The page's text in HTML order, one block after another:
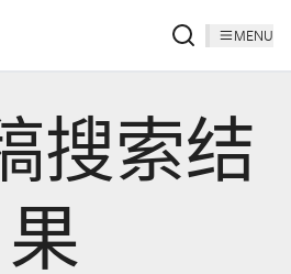
MENU
搜索结
果